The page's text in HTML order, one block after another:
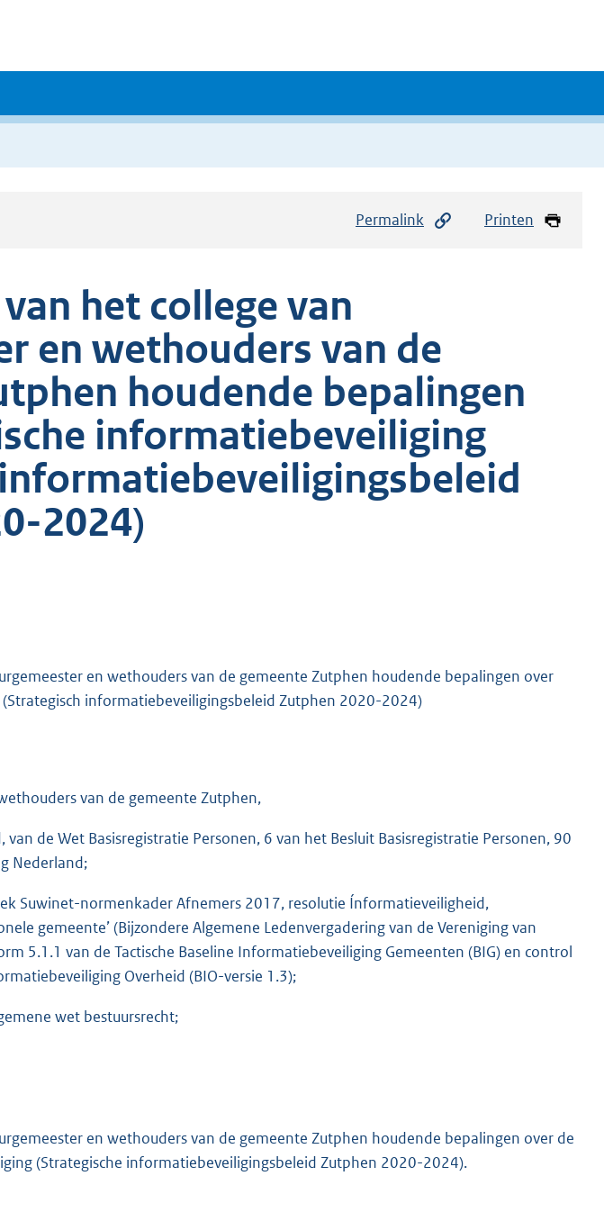
Permalink Printen
het college van
en wethouders van de
houdende bepalingen
informatiebeveiliging
2024)
en wethouders van de gemeente Zutphen houdende bepalingen over
informatiebeveiligingsbeleid Zutphen 2020-2024)
van de gemeente Zutphen,
de Wet Basisregistratie Personen, 6 van het Besluit Basisregistratie Personen, 90
Nederland;
Suwinet-normenkader Afnemers 2017, resolutie Ínformatieveiligheid,
gemeente’ (Bijzondere Algemene Ledenvergadering van de Vereniging van
5.1.1 van de Tactische Baseline Informatiebeveiliging Gemeenten (BIG) en control
Overheid (BIO-versie 1.3);
wet bestuursrecht;
en wethouders van de gemeente Zutphen houdende bepalingen over de
(Strategische informatiebeveiligingsbeleid Zutphen 2020-2024).